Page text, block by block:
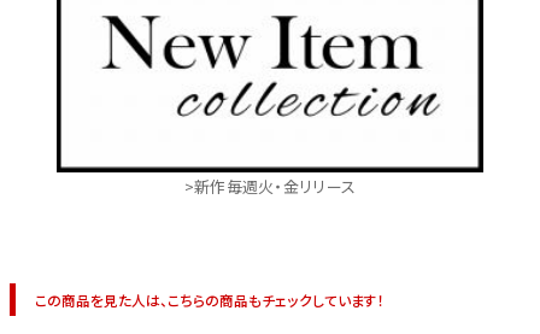
>新作毎週火・金リリース
この商品を見た人は、こちらの商品もチェックしています！